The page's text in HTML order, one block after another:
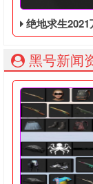
绝地求生2021万圣节活
黑号新闻